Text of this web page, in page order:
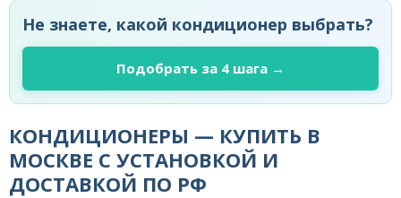
Не знаете, какой кондиционер выбрать?
Подобрать за 4 шага →
КОНДИЦИОНЕРЫ — КУПИТЬ В
МОСКВЕ С УСТАНОВКОЙ И
ДОСТАВКОЙ ПО РФ